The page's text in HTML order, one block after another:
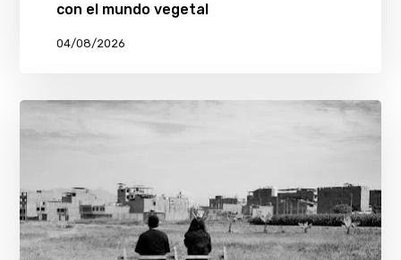
con el mundo vegetal
04/08/2026